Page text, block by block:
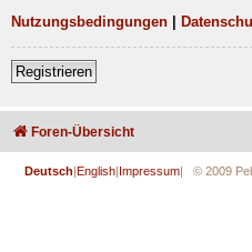
Nutzungsbedingungen
Registrieren
Foren-Übersicht
Deutsch English Impressum | © 2009